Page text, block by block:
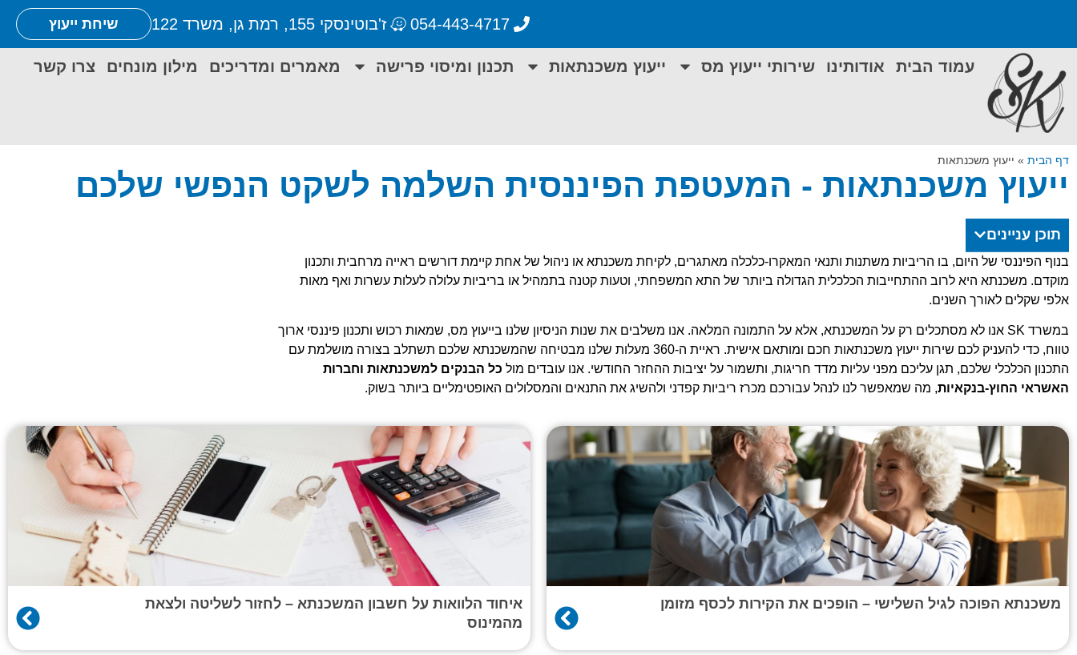
שיחת ייעוץ 054-443-4717 ז'בוטינסקי 155, רמת גן, משרד 122
עמוד הבית אודותינו שירותי ייעוץ מס ייעוץ משכנתאות תכנון ומיסוי פרישה מאמרים ומדריכים מילון מונחים צרו קשר
דף הבית » ייעוץ משכנתאות
ייעוץ משכנתאות - המעטפת הפיננסית השלמה לשקט הנפשי שלכם
תוכן עניינים
בנוף הפיננסי של היום, בו הריביות משתנות ותנאי המאקרו-כלכלה מאתגרים, לקיחת משכנתא או ניהול של אחת קיימת דורשים ראייה מרחבית ותכנון
מוקדם. משכנתא היא לרוב ההתחייבות הכלכלית הגדולה ביותר של התא המשפחתי, וטעות קטנה בתמהיל או בריביות עלולה לעלות עשרות ואף מאות
אלפי שקלים לאורך השנים.
במשרד SK אנו לא מסתכלים רק על המשכנתא, אלא על התמונה המלאה. אנו משלבים את שנות הניסיון שלנו בייעוץ מס, שמאות רכוש ותכנון פיננסי ארוך
טווח, כדי להעניק לכם שירות ייעוץ משכנתאות חכם ומותאם אישית. ראיית ה-360 מעלות שלנו מבטיחה שהמשכנתא שלכם תשתלב בצורה מושלמת עם
התכנון הכלכלי שלכם, תגן עליכם מפני עליות מדד חריגות, ותשמור על יציבות ההחזר החודשי. אנו עובדים מול כל הבנקים למשכנתאות וחברות
האשראי החוץ-בנקאיות, מה שמאפשר לנו לנהל עבורכם מכרז ריביות קפדני ולהשיג את התנאים והמסלולים האופטימליים ביותר בשוק.
משכנתא הפוכה לגיל השלישי – הופכים את הקירות לכסף מזומן
איחוד הלוואות על חשבון המשכנתא – לחזור לשליטה ולצאת
מהמינוס